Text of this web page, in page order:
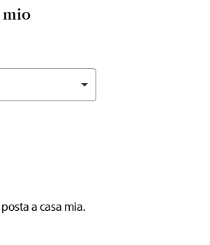
mio
a casa mia.